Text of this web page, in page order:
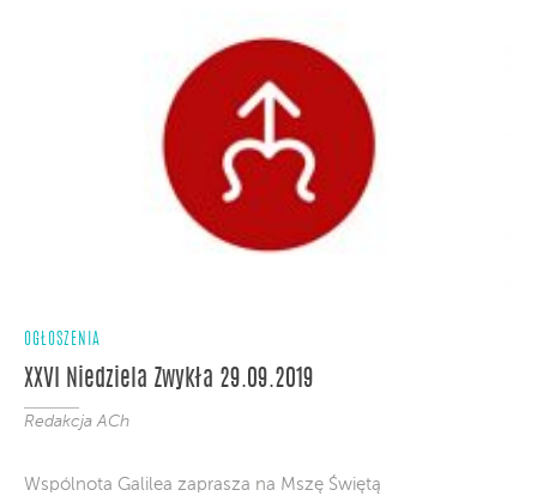
OGŁOSZENIA
XXVI Niedziela Zwykła 29.09.2019
Redakcja ACh
Wspólnota Galilea zaprasza na Mszę Świętą